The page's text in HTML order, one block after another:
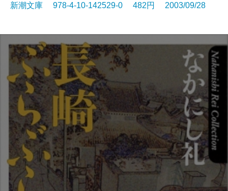
新潮文庫 978-4-10-142529-0 482円 2003/09/28